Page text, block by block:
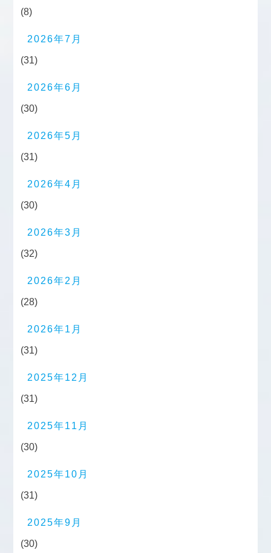
(8)
2026年7月
(31)
2026年6月
(30)
2026年5月
(31)
2026年4月
(30)
2026年3月
(32)
2026年2月
(28)
2026年1月
(31)
2025年12月
(31)
2025年11月
(30)
2025年10月
(31)
2025年9月
(30)